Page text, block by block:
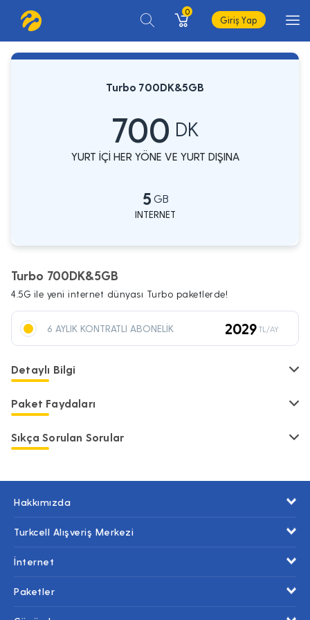
0
Giriş Yap
Turbo 700DK&5GB
700 DK
YURT İÇİ HER YÖNE VE YURT DIŞINA
5 GB
INTERNET
Turbo 700DK&5GB
4.5G ile yeni internet dünyası Turbo paketlerde!
6 AYLIK KONTRATLI ABONELİK 2029 TL/AY
Detaylı Bilgi
Paket Faydaları
Sıkça Sorulan Sorular
Hakkımızda
Turkcell Alışveriş Merkezi
İnternet
Paketler